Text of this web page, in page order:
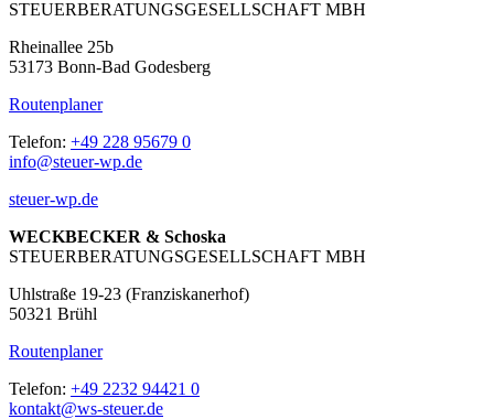
STEUERBERATUNGSGESELLSCHAFT MBH
Rheinallee 25b
53173 Bonn-Bad Godesberg
Routenplaner
Telefon: +49 228 95679 0
info@steuer-wp.de
steuer-wp.de
WECKBECKER & Schoska
STEUERBERATUNGSGESELLSCHAFT MBH
Uhlstraße 19-23 (Franziskanerhof)
50321 Brühl
Routenplaner
Telefon: +49 2232 94421 0
kontakt@ws-steuer.de